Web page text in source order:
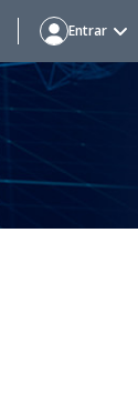
Entrar